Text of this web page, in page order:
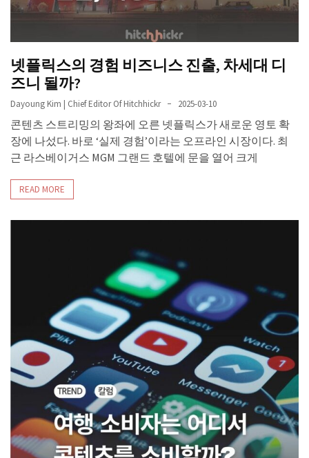
넷플릭스의 경험 비즈니스 진출, 차세대 디
즈니 될까?
Dayoung Kim | Chief Editor Of Hitchhickr 2025-03-10
콘텐츠 스트리밍의 왕좌에 오른 넷플릭스가 새로운 영토 확
장에 나섰다. 바로 ‘실제 경험’이라는 오프라인 시장이다. 최
근 라스베이거스 MGM 그랜드 호텔에 문을 열어 크게
READ MORE